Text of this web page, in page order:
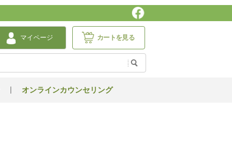
マイページ カートを見る
オンラインカウンセリング